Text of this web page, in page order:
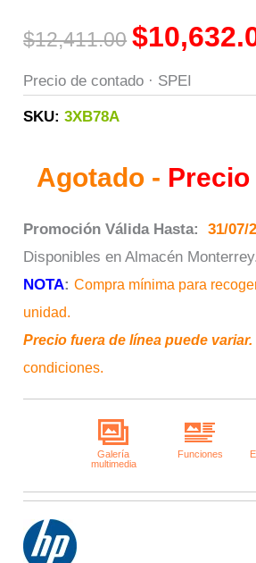
$12,411.00 $
Precio de contado · SPEI
SKU:3XB78A
Agotado -
Promoción Válida Hasta:
31/07/
Disponibles en Almacén Monterrey.
NOTA: Compra mínima para
unidad.
Precio fuera de línea puede variar.
condiciones.